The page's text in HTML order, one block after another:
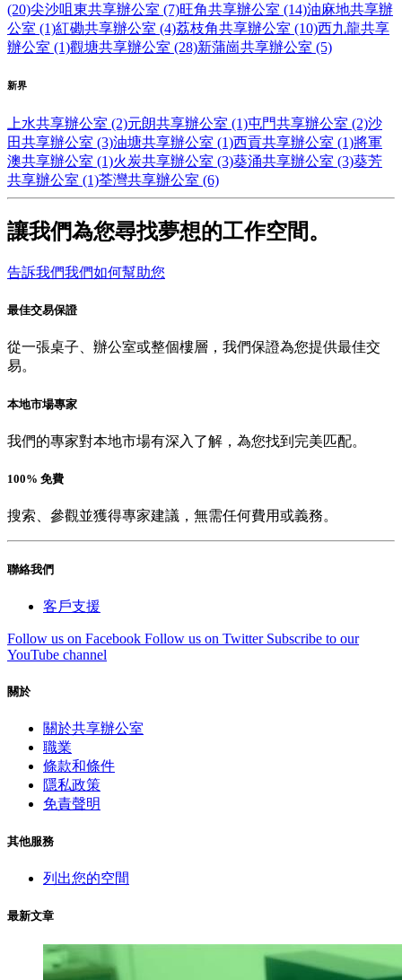
(20)尖沙咀東共享辦公室 (7)旺角共享辦公室 (14)油麻地共享辦
公室 (1)紅磡共享辦公室 (4)荔枝角共享辦公室 (10)西九龍共享
辦公室 (1)觀塘共享辦公室 (28)新蒲崗共享辦公室 (5)
新界
上水共享辦公室 (2)元朗共享辦公室 (1)屯門共享辦公室 (2)沙
田共享辦公室 (3)油塘共享辦公室 (1)西貢共享辦公室 (1)將軍
澳共享辦公室 (1)火炭共享辦公室 (3)葵涌共享辦公室 (3)葵芳
共享辦公室 (1)荃灣共享辦公室 (6)
讓我們為您尋找夢想的工作空間。
告訴我們我們如何幫助您
最佳交易保證
從一張桌子、辦公室或整個樓層，我們保證為您提供最佳交
易。
本地市場專家
我們的專家對本地市場有深入了解，為您找到完美匹配。
100% 免費
搜索、參觀並獲得專家建議，無需任何費用或義務。
聯絡我們
客戶支援
Follow us on Facebook Follow us on Twitter Subscribe to our
YouTube channel
關於
關於共享辦公室
職業
條款和條件
隱私政策
免責聲明
其他服務
列出您的空間
最新文章